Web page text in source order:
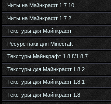
Читы на Майнкрафт 1.7.10
Читы на Майнкрафт 1.7.2
Текстуры для Майнкрафт
Ресурс паки для Minecraft
Текстуры Майнкрафт 1.8.8/1.8.7
Текстуры для Майнкрафт 1.8.2
Текстуры для Майнкрафт 1.8.1
Текстуры для Майнкрафт 1.8